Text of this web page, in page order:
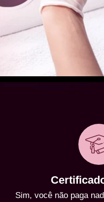
Sim, você não paga